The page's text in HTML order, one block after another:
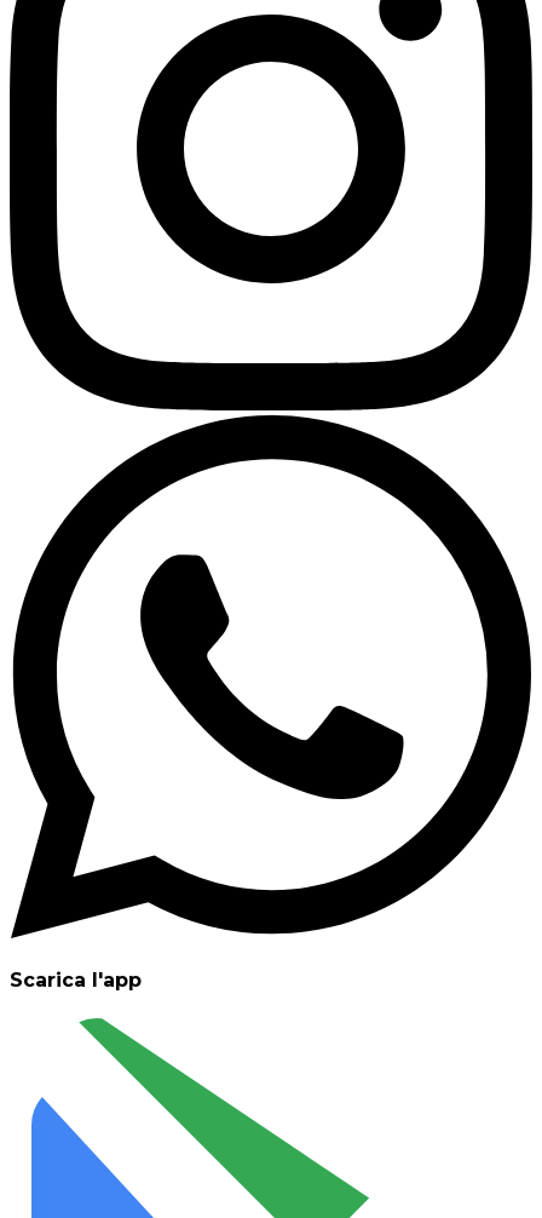
Scarica l'app